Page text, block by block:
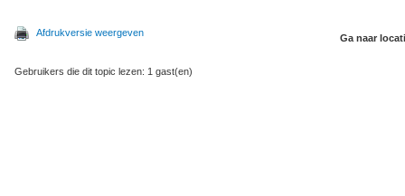
Afdrukversie weergeven Ga naar
Gebruikers die dit topic lezen: 1 gast(en)